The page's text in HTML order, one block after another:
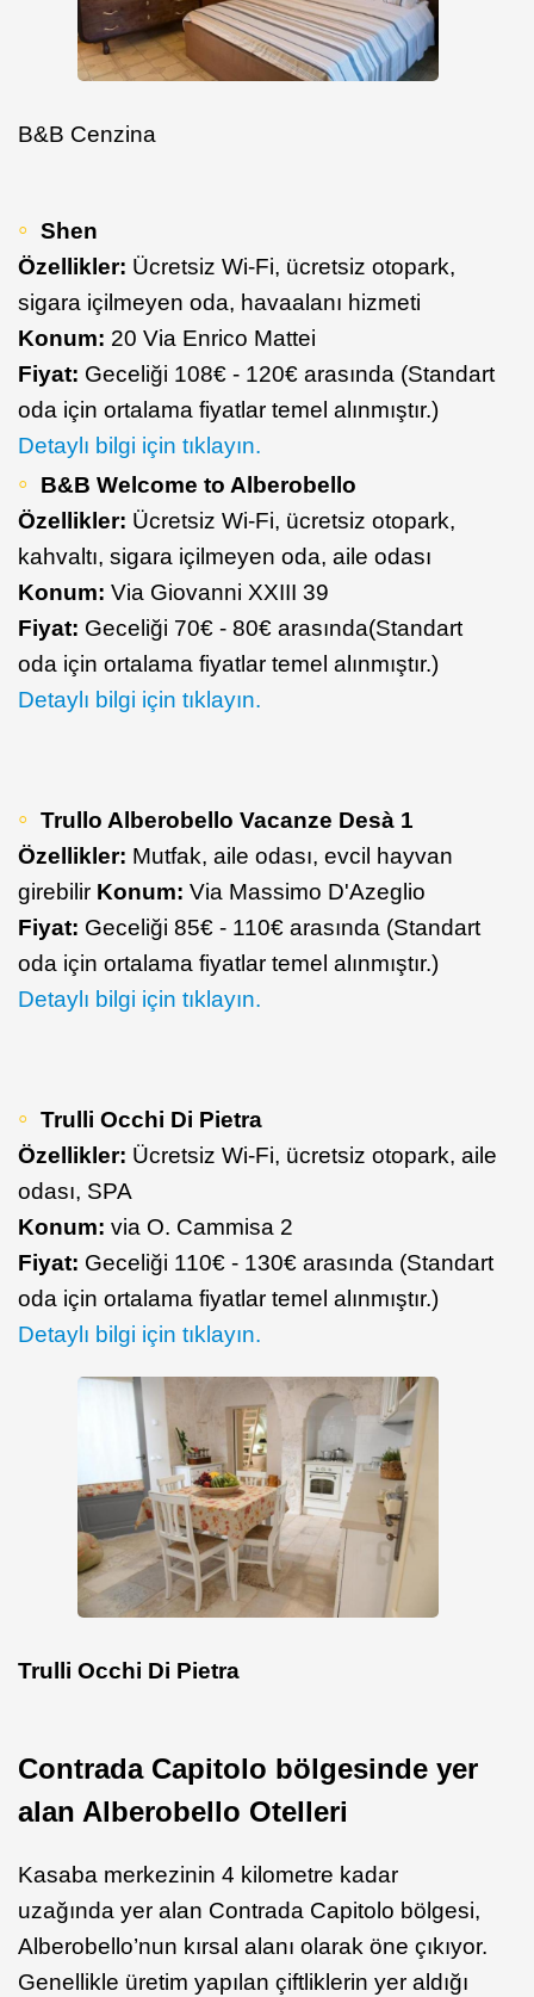
B&B Cenzina
Shen
Özellikler: Ücretsiz Wi-Fi, ücretsiz otopark,
sigara içilmeyen oda, havaalanı hizmeti
Konum: 20 Via Enrico Mattei
Fiyat: Geceliği 108€ - 120€ arasında (Standart
oda için ortalama fiyatlar temel alınmıştır.)
Detaylı bilgi için tıklayın.
B&B Welcome to Alberobello
Özellikler: Ücretsiz Wi-Fi, ücretsiz otopark,
kahvaltı, sigara içilmeyen oda, aile odası
Konum: Via Giovanni XXIII 39
Fiyat: Geceliği 70€ - 80€ arasında(Standart
oda için ortalama fiyatlar temel alınmıştır.)
Detaylı bilgi için tıklayın.
Trullo Alberobello Vacanze Desà 1
Özellikler: Mutfak, aile odası, evcil hayvan
girebilir Konum: Via Massimo D'Azeglio
Fiyat: Geceliği 85€ - 110€ arasında (Standart
oda için ortalama fiyatlar temel alınmıştır.)
Detaylı bilgi için tıklayın.
Trulli Occhi Di Pietra
Özellikler: Ücretsiz Wi-Fi, ücretsiz otopark, aile
odası, SPA
Konum: via O. Cammisa 2
Fiyat: Geceliği 110€ - 130€ arasında (Standart
oda için ortalama fiyatlar temel alınmıştır.)
Detaylı bilgi için tıklayın.
Trulli Occhi Di Pietra
Contrada Capitolo bölgesinde yer
alan Alberobello Otelleri
Kasaba merkezinin 4 kilometre kadar
uzağında yer alan Contrada Capitolo bölgesi,
Alberobello’nun kırsal alanı olarak öne çıkıyor.
Genellikle üretim yapılan çiftliklerin yer aldığı